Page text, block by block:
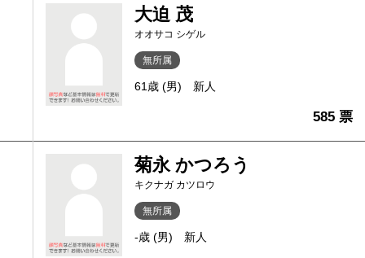
大迫 茂
オオサコ シゲル
無所属
61歳 (男) 新人
585 票
菊永 かつろう
キクナガ カツロウ
無所属
-歳 (男) 新人